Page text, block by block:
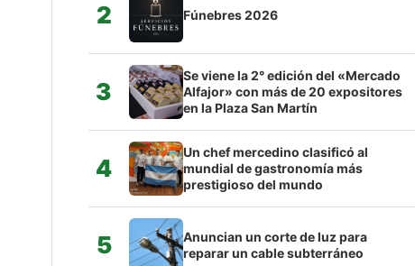
2 Fúnebres 2026
3
Se viene la 2° edición del «Mercado
Alfajor» con más de 20 expositores
en la Plaza San Martín
4
Un chef mercedino clasificó al
mundial de gastronomía más
prestigioso del mundo
5
Anuncian un corte de luz para
reparar un cable subterráneo